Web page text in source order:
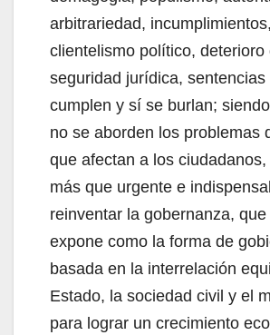
arbitrariedad, incumplimientos,
clientelismo político, deterioro
seguridad jurídica, sentencias
cumplen y sí se burlan;
no se aborden los problemas
que afectan a los
más que urgente e
reinventar la gobernanza,
expone como la forma de
basada en la interrelación
Estado, la sociedad civil y el
para lograr un crecimiento